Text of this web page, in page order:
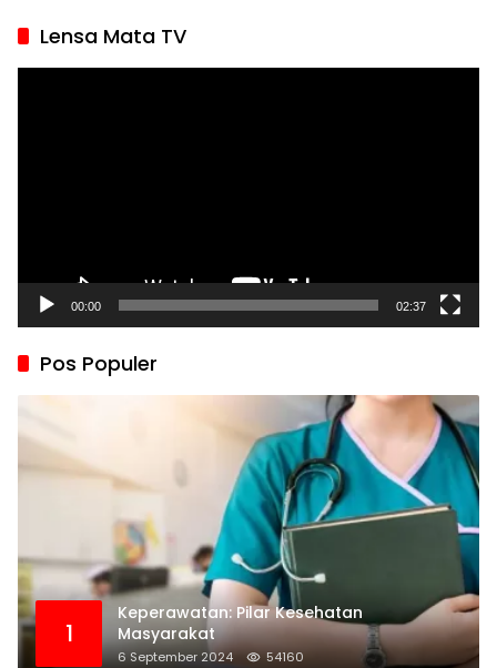
Lensa Mata TV
00:00 02:37
Pos Populer
1
Keperawatan: Pilar Kesehatan
Masyarakat
6 September 2024 54160